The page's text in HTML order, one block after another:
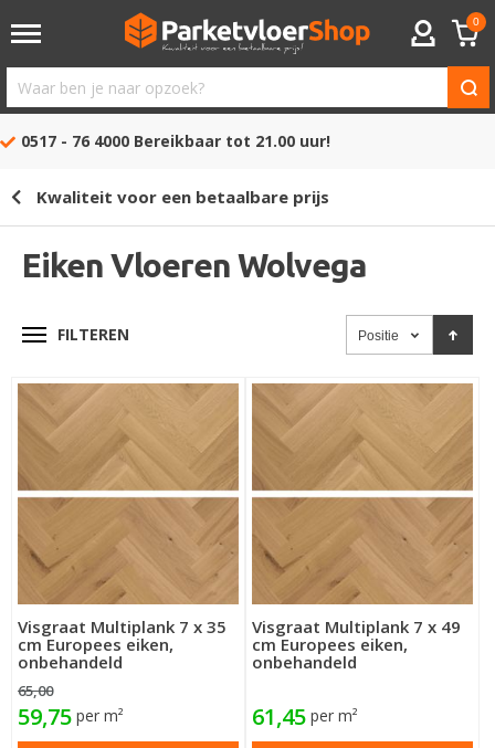
ACCOUNT
0
Waar
ben
opzoek?
0517 - 76 4000 Bereikbaar tot 21.00 uur!
Kwaliteit voor een betaalbare prijs
Eiken Vloeren Wolvega
FILTEREN Positie
Visgraat Multiplank 7 x 35
cm Europees eiken,
onbehandeld
65,00
59,75 per m²
Visgraat Multiplank 7 x 49
cm Europees eiken,
onbehandeld
61,45 per m²